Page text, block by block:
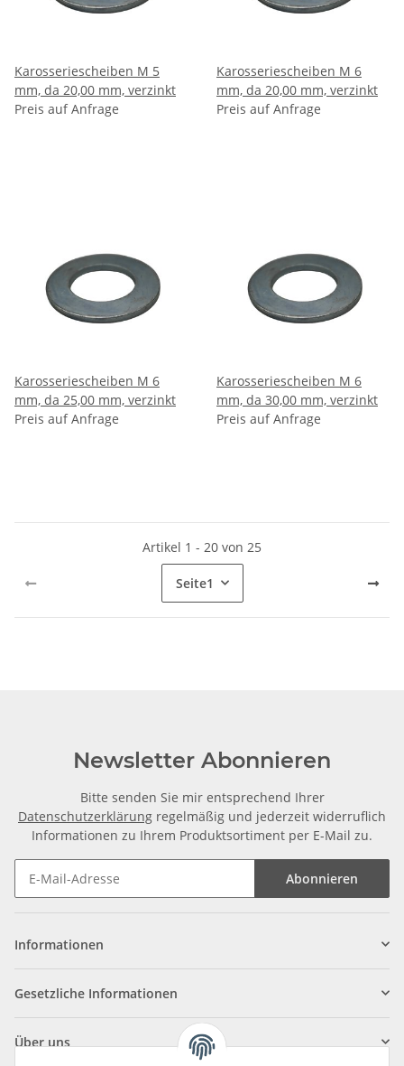
Karosseriescheiben M 5
mm, da 20,00 mm, verzinkt
Preis auf Anfrage
Karosseriescheiben M 6
mm, da 20,00 mm, verzinkt
Preis auf Anfrage
Karosseriescheiben M 6
mm, da 25,00 mm, verzinkt
Preis auf Anfrage
Karosseriescheiben M 6
mm, da 30,00 mm, verzinkt
Preis auf Anfrage
Artikel 1 - 20 von 25
Seite1
Newsletter Abonnieren
Bitte senden Sie mir entsprechend Ihrer
Datenschutzerklärung regelmäßig und jederzeit widerruflich
Informationen zu Ihrem Produktsortiment per E-Mail zu.
Abonnieren
Informationen
Gesetzliche Informationen
Über uns